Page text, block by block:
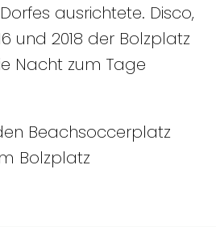
ausrichtete. Disco,
und 2018 der Bolzplatz
Nacht zum Tage
Beachsoccerplatz
Bolzplatz